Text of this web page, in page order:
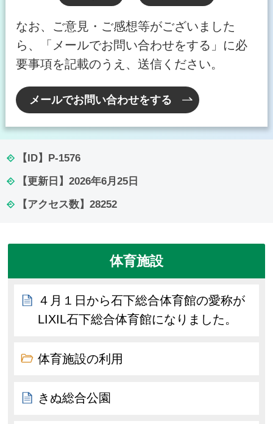
なお、ご意見・ご感想等がございました
ら、「メールでお問い合わせをする」に必
要事項を記載のうえ、送信ください。
メールでお問い合わせをする
【ID】 P-1576
【更新日】 2026年6月25日
【アクセス数】 28252
体育施設
４月１日から石下総合体育館の愛称が
LIXIL石下総合体育館になりました。
体育施設の利用
きぬ総合公園